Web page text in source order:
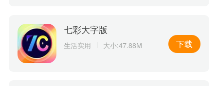
七彩大字版
生活实用 大小:47.88M 下载